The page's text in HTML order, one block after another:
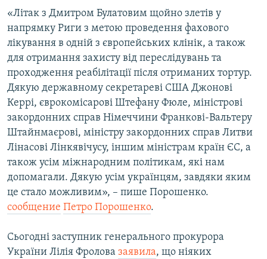
«Літак з Дмитром Булатовим щойно злетів у
напрямку Риги з метою проведення фахового
лікування в одній з європейських клінік, а також
для отримання захисту від переслідувань та
проходження реабілітації після отриманих тортур.
Дякую державному секретареві США Джонові
Керрі, єврокомісарові Штефану Фюле, міністрові
закордонних справ Німеччини Франкові-Вальтеру
Штайнмаєрові, міністру закордонних справ Литви
Лінасові Лінкявічусу, іншим міністрам країн ЄС, а
також усім міжнародним політикам, які нам
допомагали. Дякую усім українцям, завдяки яким
це стало можливим», – пише Порошенко.
сообщение Петро Порошенко.
Сьогодні заступник генерального прокурора
України Лілія Фролова заявила, що ніяких